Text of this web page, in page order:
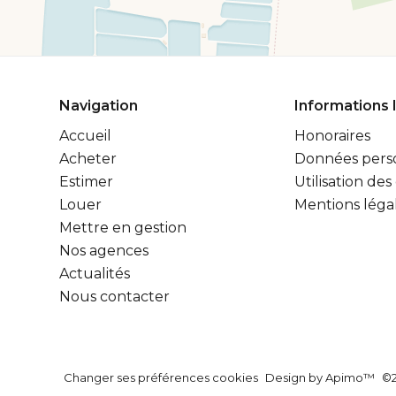
Navigation
Accueil
Acheter
Estimer
Louer
Mettre en gestion
Nos agences
Actualités
Nous contacter
Informations
Honoraires
Données
Utilisation des
Mentions
Changer ses préférences cookies Design byApimo™